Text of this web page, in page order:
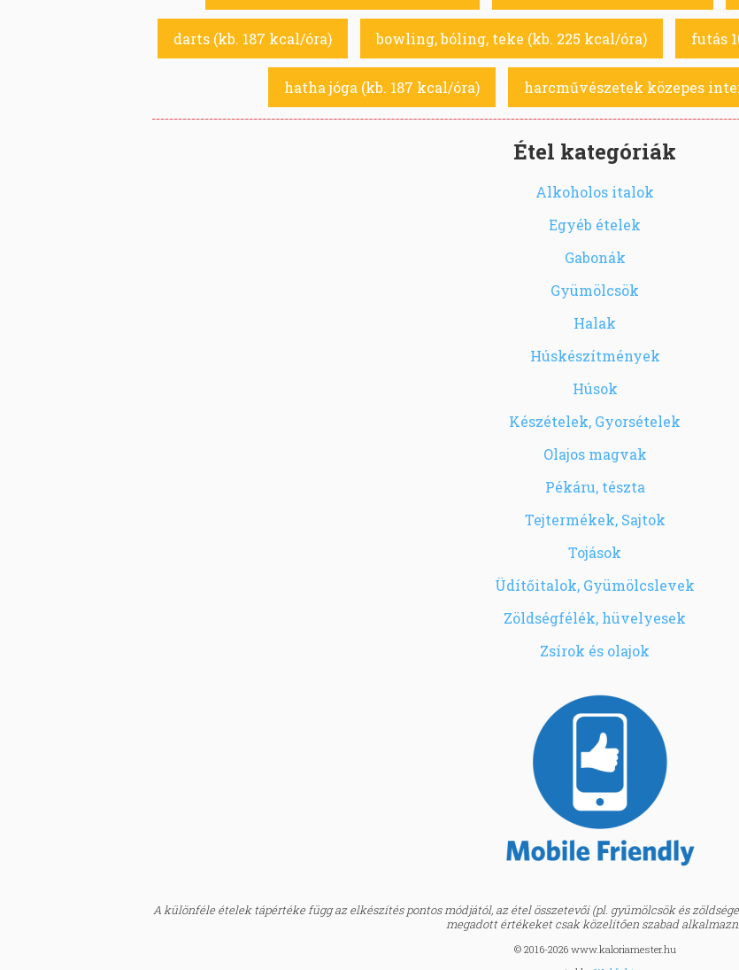
darts (kb. 187 kcal/óra) bowling, bóling, teke (kb. 225 kcal/óra) futás
hatha jóga (kb. 187 kcal/óra) harcművészetek közepes
Étel kategóriák
Alkoholos italok
Egyéb ételek
Gabonák
Gyümölcsök
Halak
Húskészítmények
Húsok
Készételek, Gyorsételek
Olajos magvak
Pékáru, tészta
Tejtermékek, Sajtok
Tojások
Üdítőitalok, Gyümölcslevek
Zöldségfélék, hüvelyesek
Zsírok és olajok
A különféle ételek tápértéke függ az elkészítés pontos módjától, az étel összetevői (pl. gyümölcsök és
megadott értékeket csak közelítően szabad
© 2016-2026 www.kaloriamester.hu